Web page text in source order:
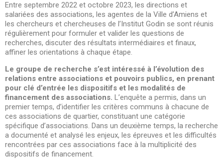
Entre septembre 2022 et octobre 2023, les directions et
salariées des associations, les agentes de la Ville d’Amiens et
les chercheurs et chercheuses de l’Institut Godin se sont réunis
régulièrement pour formuler et valider les questions de
recherches, discuter des résultats intermédiaires et finaux,
affiner les orientations à chaque étape.
Le groupe de recherche s’est intéressé à l’évolution des
relations entre associations et pouvoirs publics, en prenant
pour clé d’entrée les dispositifs et les modalités de
financement des associations. L’enquête a permis, dans un
premier temps, d’identifier les critères communs à chacune de
ces associations de quartier, constituant une catégorie
spécifique d’associations. Dans un deuxième temps, la recherche
a documenté et analysé les enjeux, les épreuves et les difficultés
rencontrées par ces associations face à la multiplicité des
dispositifs de financement.